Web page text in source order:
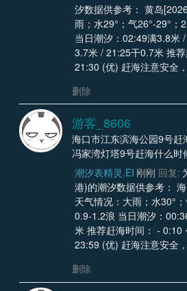
汐数据供参考： 黄岛
雨；水29°；气26°-29°
当日潮汐：02:49满3.8米
3.7米 / 21:25干0.7米 推
21:30 (优) 赶海注意安全
删除
游客_8606
海口市江东滨海公园9号赶
冯家湾灯塔9号赶海什么时
潮汐表精灵.EI 刚刚 回复:
港)的潮汐数据供参考：
天气情况：大雨；水30°
0.9-1.2浪 当日潮汐：
米 推荐赶海时间： - 0:10
23:59 (优) 赶海注意安全
删除